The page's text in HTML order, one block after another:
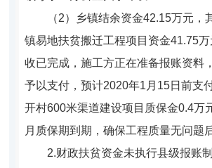
（2）乡镇结余资金42.15万元
镇易地扶贫搬迁工程项目资金41.75
收已完成，施工方正在准备报账资料
予以支付，预计2020年1月15日前支
开村600米渠道建设项目质保金0.4万
月质保期到期，确保工程质量无问题
2.财政扶贫资金未执行县级报账